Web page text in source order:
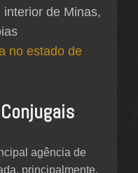
de Minas,
no estado de
agência de
principalmente,